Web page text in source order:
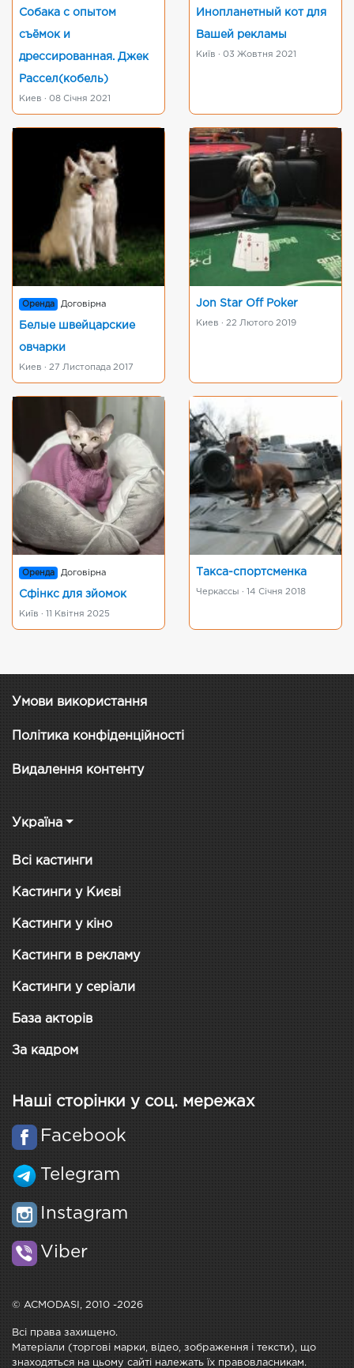
Собака с опытом
съёмок и
дрессированная. Джек
Рассел(кобель)
Киев · 08 Січня 2021
Инопланетный кот для
Вашей рекламы
Київ · 03 Жовтня 2021
Оренда Договірна
Белые швейцарские
овчарки
Киев · 27 Листопада 2017
Jon Star Off Poker
Киев · 22 Лютого 2019
Оренда Договірна
Сфінкс для зйомок
Київ · 11 Квітня 2025
Такса-спортсменка
Черкассы · 14 Січня 2018
Умови використання
Політика конфіденційності
Видалення контенту
Україна
Всі кастинги
Кастинги у Києві
Кастинги у кіно
Кастинги в рекламу
Кастинги у серіали
База акторів
За кадром
Наші сторінки у соц. мережах
Facebook
Telegram
Instagram
Viber
© ACMODASI, 2010 -2026
Всі права захищено.
Матеріали (торгові марки, відео, зображення і тексти), що
знаходяться на цьому сайті належать їх правовласникам.